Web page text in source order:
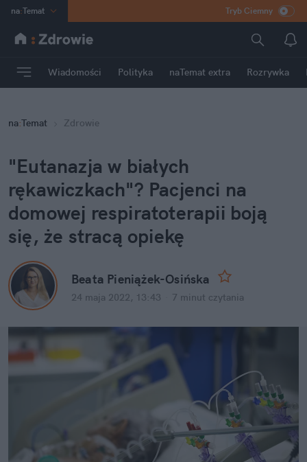
na:Temat
INN Poland
mama
Rozrywka
Tryb Ciemny
Wiadomości Polityka naTemat extra Rozrywka
na:Temat Zdrowie
"Eutanazja w białych
rękawiczkach"? Pacjenci na
domowej respiratoterapii boją
się, że stracą opiekę
Beata Pieniążek-Osińska
24 maja 2022, 13:43 7 minut czytania